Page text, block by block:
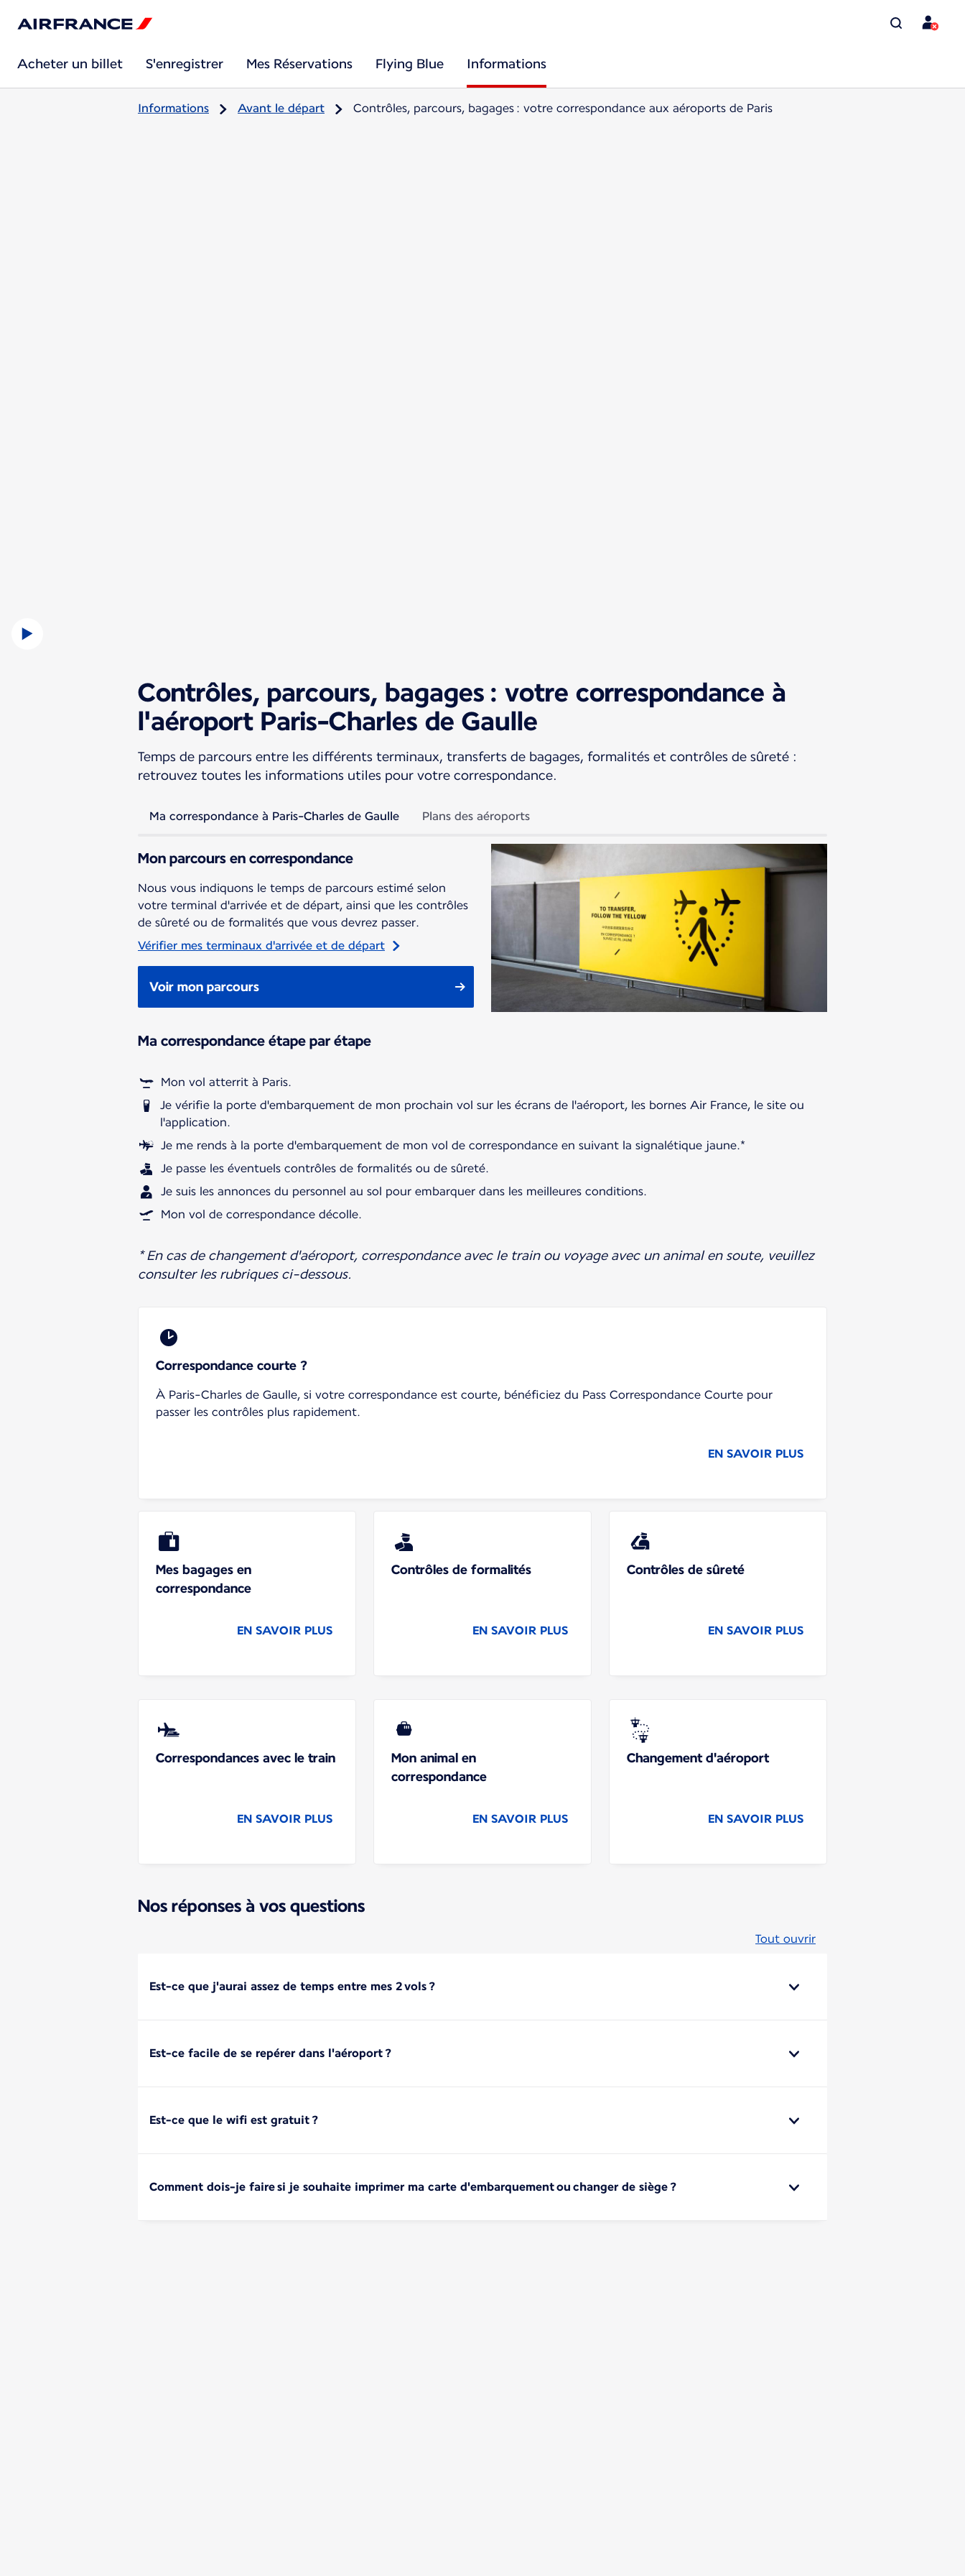
Acheter un billet S'enregistrer Mes Réservations Flying Blue Informations
Informations Avant le départ Contrôles, parcours, bagages : votre correspondance aux aéroports de Paris
Contrôles, parcours, bagages : votre correspondance à
l'aéroport Paris-Charles de Gaulle
Temps de parcours entre les différents terminaux, transferts de bagages, formalités et contrôles de sûreté :
retrouvez toutes les informations utiles pour votre correspondance.
Ma correspondance à Paris-Charles de Gaulle Plans des aéroports
Mon parcours en correspondance
Nous vous indiquons le temps de parcours estimé selon
votre terminal d'arrivée et de départ, ainsi que les contrôles
de sûreté ou de formalités que vous devrez passer.
Vérifier mes terminaux d'arrivée et de départ
Voir mon parcours
Ma correspondance étape par étape
Mon vol atterrit à Paris.
Je vérifie la porte d'embarquement de mon prochain vol sur les écrans de l'aéroport, les bornes Air France, le site ou
l'application.
Je me rends à la porte d'embarquement de mon vol de correspondance en suivant la signalétique jaune.*
Je passe les éventuels contrôles de formalités ou de sûreté.
Je suis les annonces du personnel au sol pour embarquer dans les meilleures conditions.
Mon vol de correspondance décolle.
* En cas de changement d'aéroport, correspondance avec le train ou voyage avec un animal en soute, veuillez
consulter les rubriques ci-dessous.
Correspondance courte ?
À Paris-Charles de Gaulle, si votre correspondance est courte, bénéficiez du Pass Correspondance Courte pour
passer les contrôles plus rapidement.
EN SAVOIR PLUS
Mes bagages en
correspondance
EN SAVOIR PLUS
Contrôles de formalités
EN SAVOIR PLUS
Contrôles de sûreté
EN SAVOIR PLUS
Correspondances avec le train
EN SAVOIR PLUS
Mon animal en
correspondance
EN SAVOIR PLUS
Changement d'aéroport
EN SAVOIR PLUS
Nos réponses à vos questions
Tout ouvrir
Est-ce que j'aurai assez de temps entre mes 2 vols ?
Est-ce facile de se repérer dans l'aéroport ?
Est-ce que le wifi est gratuit ?
Comment dois-je faire si je souhaite imprimer ma carte d'embarquement ou changer de siège ?